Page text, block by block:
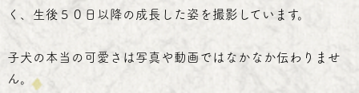
く、生後５０日以降の成長した姿を撮影しています。
子犬の本当の可愛さは写真や動画ではなかなか伝わりませ
ん。